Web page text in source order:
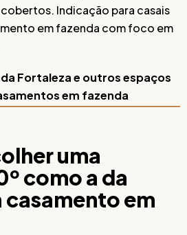
Indicação para casais
em fazenda com foco em
Fortaleza e outros espaços
em fazenda
uma
como a da
em